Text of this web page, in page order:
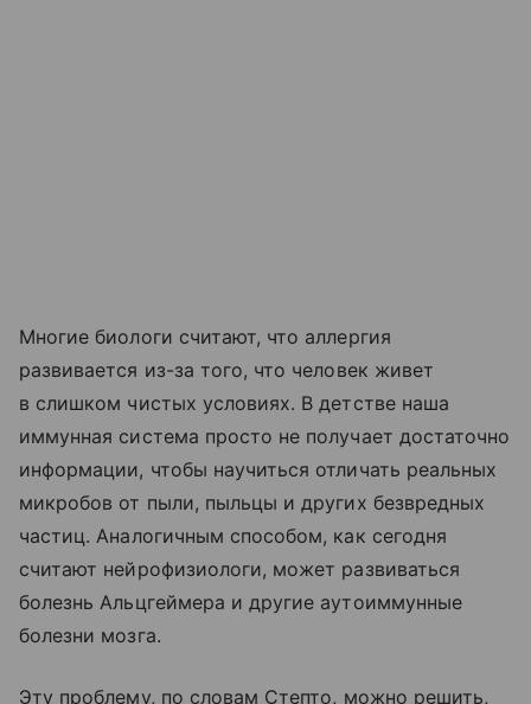
Многие биологи считают, что аллергия
развивается из-за того, что человек живет
в слишком чистых условиях. В детстве наша
иммунная система просто не получает достаточно
информации, чтобы научиться отличать реальных
микробов от пыли, пыльцы и других безвредных
частиц. Аналогичным способом, как сегодня
считают нейрофизиологи, может развиваться
болезнь Альцгеймера и другие аутоиммунные
болезни мозга.
Эту проблему, по словам Степто, можно решить,